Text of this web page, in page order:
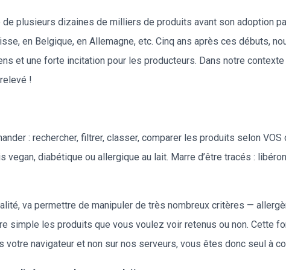
plusieurs dizaines de milliers de produits avant son adoption
en Belgique, en Allemagne, etc. Cinq ans après ces débuts,
et une forte incitation pour les producteurs. Dans notre
!
: rechercher, filtrer, classer, comparer les produits selon
diabétique ou allergique au lait. Marre d’être tracés :
va permettre de manipuler de très nombreux critères —
simple les produits que vous voulez voir retenus ou non. Cette
navigateur et non sur nos serveurs, vous êtes donc seul à